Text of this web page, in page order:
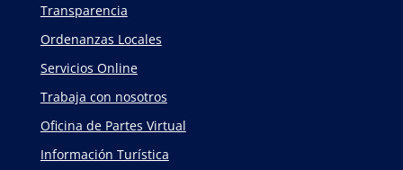
Transparencia
Ordenanzas Locales
Servicios Online
Trabaja con nosotros
Oficina de Partes Virtual
Información Turística